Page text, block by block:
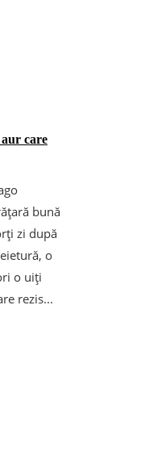
care
bună
zi după
o
o uiți
rezis...